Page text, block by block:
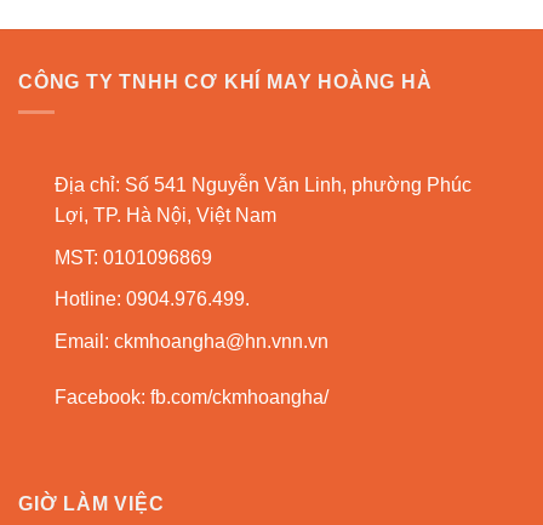
CÔNG TY TNHH CƠ KHÍ MAY HOÀNG HÀ
Địa chỉ: Số 541 Nguyễn Văn Linh, phường Phúc
Lợi, TP. Hà Nội, Việt Nam
MST: 0101096869
Hotline: 0904.976.499.
Email: ckmhoangha@hn.vnn.vn
Facebook: fb.com/ckmhoangha/
GIỜ LÀM VIỆC